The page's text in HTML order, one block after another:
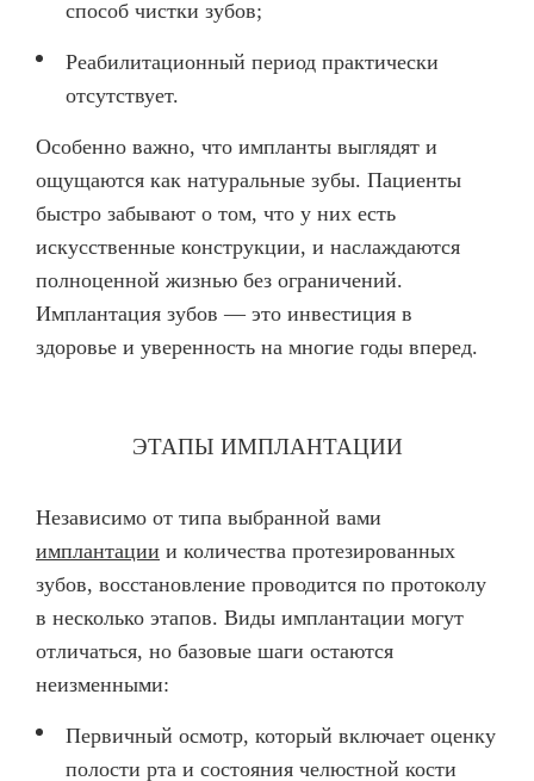
способ чистки зубов;
Реабилитационный период практически
отсутствует.
Особенно важно, что импланты выглядят и
ощущаются как натуральные зубы. Пациенты
быстро забывают о том, что у них есть
искусственные конструкции, и наслаждаются
полноценной жизнью без ограничений.
Имплантация зубов — это инвестиция в
здоровье и уверенность на многие годы вперед.
ЭТАПЫ ИМПЛАНТАЦИИ
Независимо от типа выбранной вами
имплантации и количества протезированных
зубов, восстановление проводится по протоколу
в несколько этапов. Виды имплантации могут
отличаться, но базовые шаги остаются
неизменными:
Первичный осмотр, который включает оценку
полости рта и состояния челюстной кости